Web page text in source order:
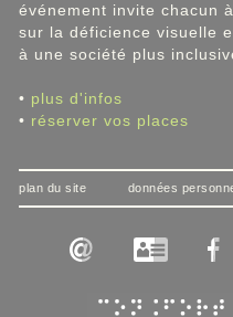
événement invite chacun
sur la déficience visuelle
à une société plus
• plus d'infos
• réserver vos places
plan du site données